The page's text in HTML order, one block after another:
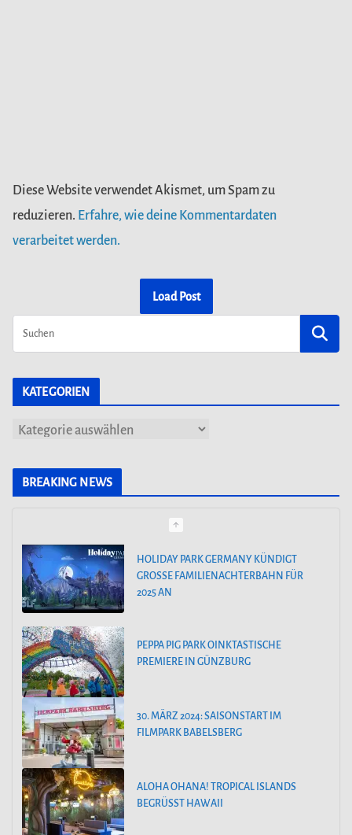
Diese Website verwendet Akismet, um Spam zu
reduzieren. Erfahre, wie deine Kommentardaten
verarbeitet werden.
Load Post
KATEGORIEN
K
BREAKING NEWS
HOLIDAY PARK GERMANY KÜNDIGT
GROSSE FAMILIENACHTERBAHN FÜR 2
025 AN
PEPPA PIG PARK OINKTASTISCHE
PREMIERE IN GÜNZBURG
30. MÄRZ 2024: SAISONSTART IM
FILMPARK BABELSBERG
ALOHA OHANA! TROPICAL ISLANDS
BEGRÜSST HAWAII